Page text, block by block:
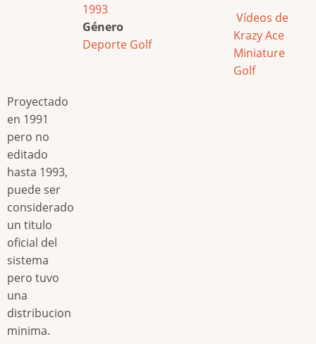
1993
Género
Deporte Golf
Vídeos de
Krazy Ace
Miniature
Golf
Proyectado
en 1991
pero no
editado
hasta 1993,
puede ser
considerado
un titulo
oficial del
sistema
pero tuvo
una
distribucion
minima.